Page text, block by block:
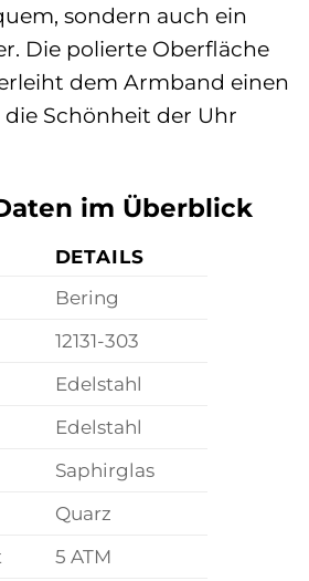
sondern auch ein
Die polierte Oberfläche
dem Armband einen
die Schönheit der Uhr
im Überblick
DETAILS
Bering
12131-303
Edelstahl
Edelstahl
Saphirglas
Quarz
5 ATM